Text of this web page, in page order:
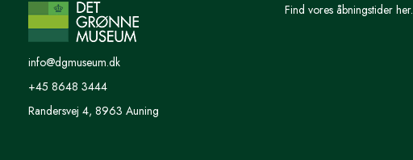
info@dgmuseum.dk
+45 8648 3444
Randersvej 4, 8963 Auning
Find vores åbningstider her.